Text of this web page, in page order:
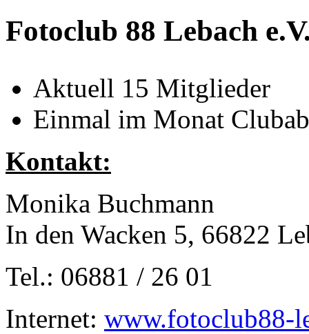
Fotoclub 88 Lebach
Aktuell 15 Mitglieder
Einmal im Monat
Kontakt:
Monika Buchmann
In den Wacken 5, 66822
Tel.: 06881 / 26 01
Internet: www.fotoclub88-